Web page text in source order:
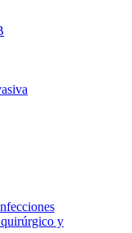
quirúrgico y